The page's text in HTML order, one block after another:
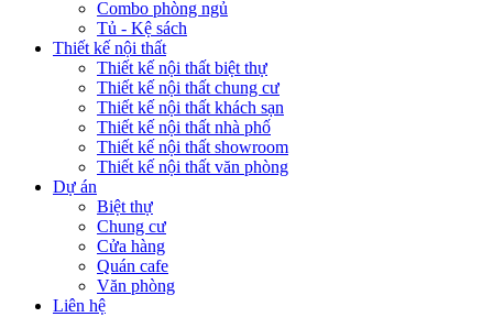
Combo phòng ngủ
Tủ - Kệ sách
Thiết kế nội thất
Thiết kế nội thất biệt thự
Thiết kế nội thất chung cư
Thiết kế nội thất khách sạn
Thiết kế nội thất nhà phố
Thiết kế nội thất showroom
Thiết kế nội thất văn phòng
Dự án
Biệt thự
Chung cư
Cửa hàng
Quán cafe
Văn phòng
Liên hệ